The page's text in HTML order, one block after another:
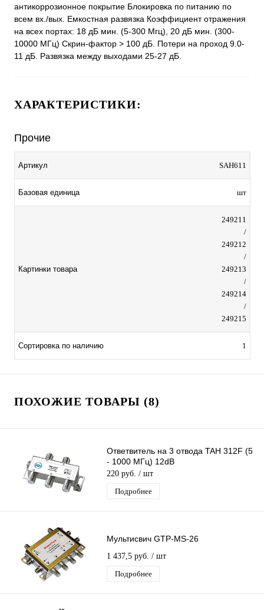
антикоррозионное покрытие Блокировка по питанию по
всем вх./вых. Емкостная развязка Коэффициент отражения
на всех портах: 18 дБ мин. (5-300 Мгц), 20 дБ мин. (300-
10000 МГц) Скрин-фактор > 100 дБ. Потери на проход 9.0-
11 дБ. Развязка между выходами 25-27 дБ.
ХАРАКТЕРИСТИКИ:
Прочие
Артикул SAH611
Базовая единица шт
Картинки товара
249211
/
249212
/
249213
/
249214
/
249215
Сортировка по наличию 1
ПОХОЖИЕ ТОВАРЫ (8)
Ответвитель на 3 отвода TAH 312F (5
- 1000 МГц) 12dB
220 руб. / шт
Подробнее
Мультисвич GTP-MS-26
1 437,5 руб. / шт
Подробнее